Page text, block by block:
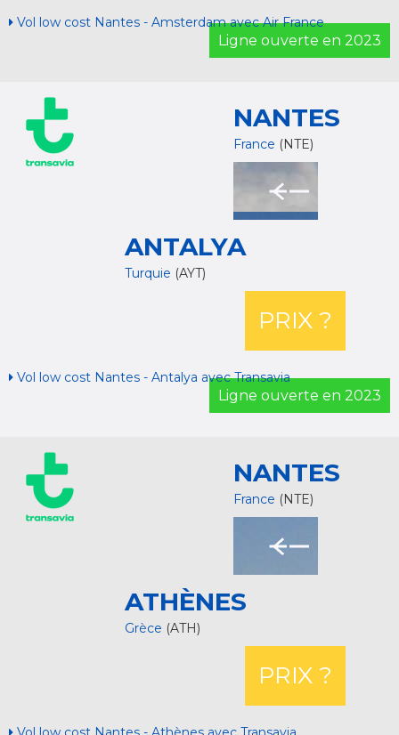
Vol low cost Nantes - Amsterdam avec Air France
Ligne ouverte en 2023
NANTES
France (NTE)
ANTALYA
Turquie (AYT)
PRIX ?
Vol low cost Nantes - Antalya avec Transavia
Ligne ouverte en 2023
NANTES
France (NTE)
ATHÈNES
Grèce (ATH)
PRIX ?